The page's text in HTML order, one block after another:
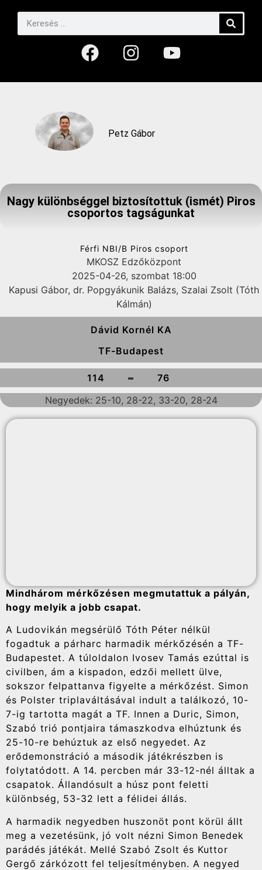
Petz Gábor
Nagy különbséggel biztosítottuk (ismét) Piros
csoportos tagságunkat
Férfi NBI/B Piros csoport
MKOSZ Edzőközpont
2025-04-26, szombat 18:00
Kapusi Gábor, dr. Popgyákunik Balázs, Szalai Zsolt (Tóth
Kálmán)
Dávid Kornél KA
TF-Budapest
114 -
76
Negyedek: 25-10, 28-22, 33-20, 28-24
Mindhárom mérkőzésen megmutattuk a pályán,
hogy melyik a jobb csapat.
A Ludovikán megsérülő Tóth Péter nélkül
fogadtuk a párharc harmadik mérkőzésén a TF-
Budapestet. A túloldalon Ivosev Tamás ezúttal is
civilben, ám a kispadon, edzői mellett ülve,
sokszor felpattanva figyelte a mérkőzést. Simon
és Polster triplaváltásával indult a találkozó, 10-
7-ig tartotta magát a TF. Innen a Duric, Simon,
Szabó trió pontjaira támaszkodva elhúztunk és
25-10-re behúztuk az első negyedet. Az
erődemonstráció a második játékrészben is
folytatódott. A 14. percben már 33-12-nél álltak a
csapatok. Állandósult a húsz pont feletti
különbség, 53-32 lett a félidei állás.
A harmadik negyedben huszonöt pont körül állt
meg a vezetésünk, jó volt nézni Simon Benedek
parádés játékát. Mellé Szabó Zsolt és Kuttor
Gergő zárkózott fel teljesítményben. A negyed